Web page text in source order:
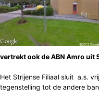
vertrekt ook de ABN Amro uit
Het Strijense Filiaal sluit a.s.
tegenstelling tot de andere